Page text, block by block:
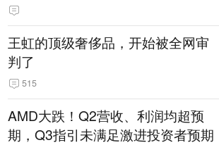
王虹的顶级奢侈品，开始被全网审
判了
515
AMD大跌！Q2营收、利润均超预
期，Q3指引未满足激进投资者预期